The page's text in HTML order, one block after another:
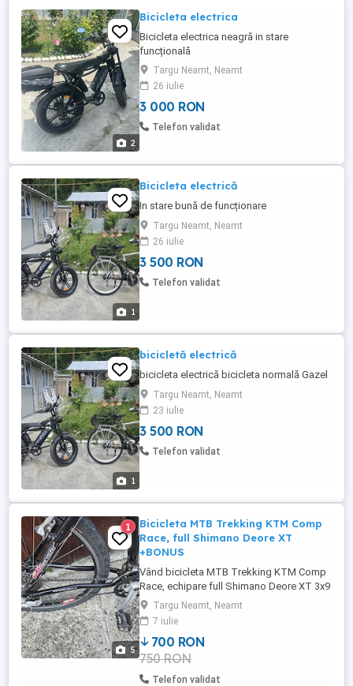
2
Bicicleta electrica
Bicicleta electrica neagră in stare
funcțională
Targu Neamt, Neamt
26 iulie
3 000 RON
Telefon validat
1
Bicicleta electrică
In stare bună de funcționare
Targu Neamt, Neamt
26 iulie
3 500 RON
Telefon validat
1
bicicletă electrică
bicicleta electrică bicicleta normală Gazel
Targu Neamt, Neamt
23 iulie
3 500 RON
Telefon validat
5
1
Bicicleta MTB Trekking KTM Comp
Race, full Shimano Deore XT
+BONUS
Vând bicicleta MTB Trekking KTM Comp
Race, echipare full Shimano Deore XT 3x9
viteze cu suspensie pe furcă, roți de 26".
Ca si bonus, un portbagaj, o geantă pt
portbagaj, cric nou si un suport pentru sa
cu amortizare, asa cum se vede in poze.
Bicicleta este in stare perfecta de
functionare, a fost adusa ...
Targu Neamt, Neamt
7 iulie
700 RON
750 RON
Telefon validat